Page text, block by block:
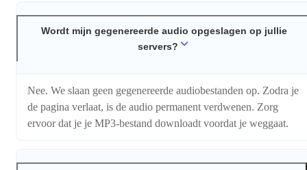
Wordt mijn gegenereerde audio opgeslagen op jullie
servers?
Nee. We slaan geen gegenereerde audiobestanden op. Zodra je
de pagina verlaat, is de audio permanent verdwenen. Zorg
ervoor dat je je MP3-bestand downloadt voordat je weggaat.